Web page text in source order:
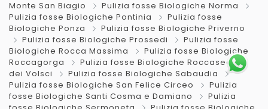
Monte San Biagio
Pulizia fosse Biologiche Norma
Pulizia fosse Biologiche Pontinia
Pulizia fosse
Biologiche Ponza
Pulizia fosse Biologiche Priverno
Pulizia fosse Biologiche Prossedi
Pulizia fosse
Biologiche Rocca Massima
Pulizia fosse Biologiche
Roccagorga
Pulizia fosse Biologiche Roccasecca
dei Volsci
Pulizia fosse Biologiche Sabaudia
Pulizia fosse Biologiche San Felice Circeo
Pulizia
fosse Biologiche Santi Cosma e Damiano
Pulizia